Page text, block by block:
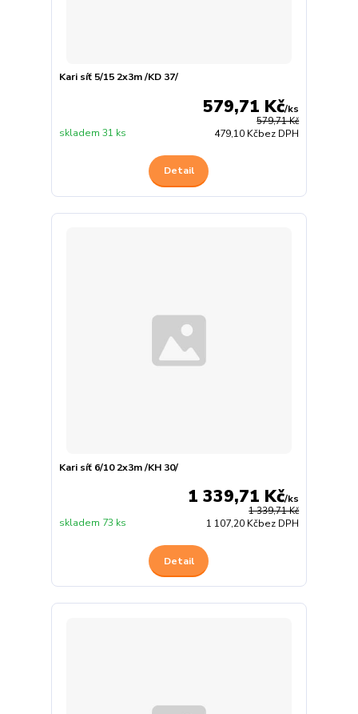
Kari síť 5/15 2x3m /KD 37/
579,71 Kč
579,71 Kč/ks
479,10 Kčbez DPH
skladem 31 ks
Detail
Kari síť 6/10 2x3m /KH 30/
1 339,71 Kč
1 339,71 Kč/ks
1 107,20 Kčbez DPH
skladem 73 ks
Detail